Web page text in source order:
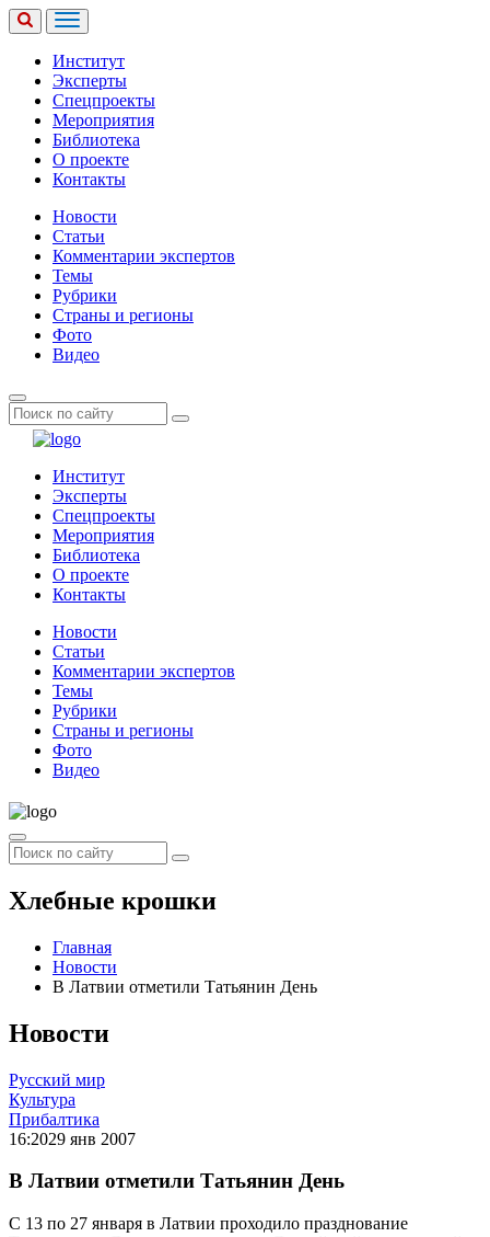
Институт
Эксперты
Спецпроекты
Мероприятия
Библиотека
О проекте
Контакты
Новости
Статьи
Комментарии экспертов
Темы
Рубрики
Страны и регионы
Фото
Видео
Институт
Эксперты
Спецпроекты
Мероприятия
Библиотека
О проекте
Контакты
Новости
Статьи
Комментарии экспертов
Темы
Рубрики
Страны и регионы
Фото
Видео
Хлебные крошки
Главная
Новости
В Латвии отметили Татьянин День
Новости
Русский мир
Культура
Прибалтика
16:2029 янв 2007
В Латвии отметили Татьянин День
С 13 по 27 января в Латвии проходило празднование